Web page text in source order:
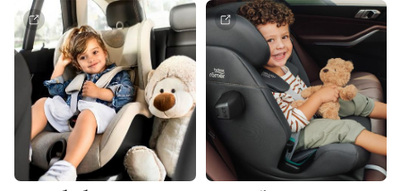
ในรายละเอียด ตลอดการเดินทาง
คาร์ซีทกระเช้าออกแบบมาเฉพาะเพื่อ
รองรับพัฒนาการของสรีระสำหรับ
เด็กแรกเกิด เพื่อการเติบโตที่เหมาะ
สมตลอดช่วงวัยอ่อนเยาว์ของลูกน้อย
และสามารถใช้งานร่วมกับรถเข็นเด็ก
แบบ Travel System ได้อย่างลงตัว